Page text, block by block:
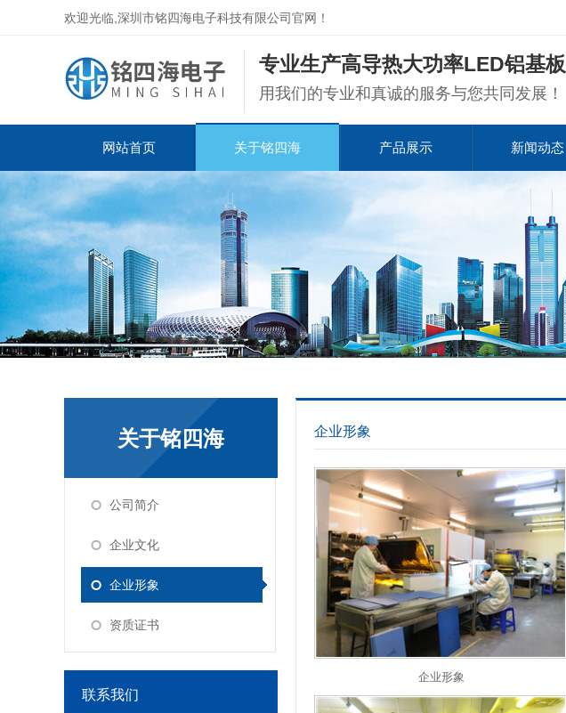
欢迎光临,深圳市铭四海电子科技有限公司官网！
专业生产高导热大功率LED铝基板
用我们的专业和真诚的服务与您共同发展！
网站首页 关于铭四海 产品展示 新闻动态
关于铭四海
公司简介
企业文化
企业形象
资质证书
联系我们
企业形象
企业形象